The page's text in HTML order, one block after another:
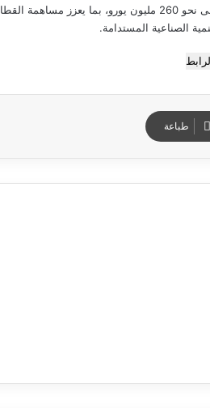
وتبلغ استثمارات الشركة في مصر نحو 80 مليون يورو، فيما تصل قيمة صادراتها السنوية إلى نحو 260 مليون يورو، بما يعزز مساهمة
الصناعية المستدامة.
طباعة